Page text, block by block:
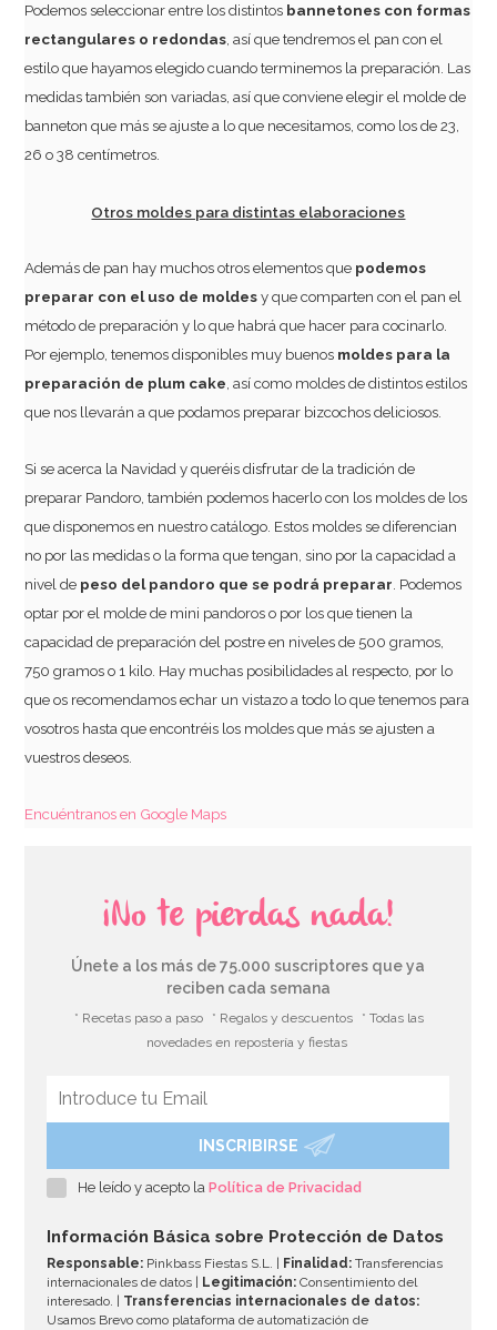
Podemos seleccionar entre los distintos bannetones con formas
rectangulares o redondas, así que tendremos el pan con el
estilo que hayamos elegido cuando terminemos la preparación. Las
medidas también son variadas, así que conviene elegir el molde de
banneton que más se ajuste a lo que necesitamos, como los de 23,
26 o 38 centímetros.
Otros moldes para distintas elaboraciones
Además de pan hay muchos otros elementos que podemos
preparar con el uso de moldesy que comparten con el pan el
método de preparación y lo que habrá que hacer para cocinarlo.
Por ejemplo, tenemos disponibles muy buenos moldes para la
preparación de plum cake, así como moldes de distintos estilos
que nos llevarán a que podamos preparar bizcochos deliciosos.
Si se acerca la Navidad y queréis disfrutar de la tradición de
preparar Pandoro, también podemos hacerlo con los moldes de los
que disponemos en nuestro catálogo. Estos moldes se diferencian
no por las medidas o la forma que tengan, sino por la capacidad a
nivel de peso del pandoro que se podrá preparar. Podemos
optar por el molde de mini pandoros o por los que tienen la
capacidad de preparación del postre en niveles de 500 gramos,
750 gramos o 1 kilo. Hay muchas posibilidades al respecto, por lo
que os recomendamos echar un vistazo a todo lo que tenemos para
vosotros hasta que encontréis los moldes que más se ajusten a
vuestros deseos.
Encuéntranos en Google Maps
¡No te pierdas nada!
Únete a los más de 75.000 suscriptores que ya
reciben cada semana
* Recetas paso a paso * Regalos y descuentos
* Todas las
novedades en repostería y fiestas
INSCRIBIRSE
He leído y acepto laPolítica de Privacidad
Información Básica sobre Protección de Datos
Responsable: Pinkbass Fiestas S.L. | Finalidad: Transferencias
internacionales de datos |
Legitimación: Consentimiento del
interesado. | Transferencias internacionales de datos:
Usamos Brevo como plataforma de automatización de